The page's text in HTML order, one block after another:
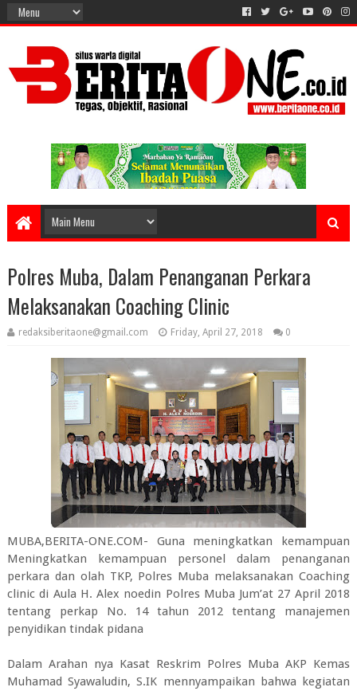
Polres Muba, Dalam Penanganan Perkara
Melaksanakan Coaching Clinic
redaksiberitaone@gmail.com Friday, April 27, 2018 0
MUBA,BERITA-ONE.COM- Guna meningkatkan kemampuan
Meningkatkan kemampuan personel dalam penanganan
perkara dan olah TKP, Polres Muba melaksanakan Coaching
clinic di Aula H. Alex noedin Polres Muba Jum’at 27 April 2018
tentang perkap No. 14 tahun 2012 tentang manajemen
penyidikan tindak pidana
Dalam Arahan nya Kasat Reskrim Polres Muba AKP Kemas
Muhamad Syawaludin, S.IK mennyampaikan bahwa kegiatan